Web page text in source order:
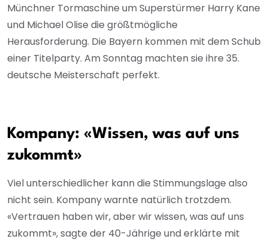
Münchner Tormaschine um Superstürmer Harry Kane
und Michael Olise die größtmögliche
Herausforderung. Die Bayern kommen mit dem Schub
einer Titelparty. Am Sonntag machten sie ihre 35.
deutsche Meisterschaft perfekt.
Kompany: «Wissen, was auf uns
zukommt»
Viel unterschiedlicher kann die Stimmungslage also
nicht sein. Kompany warnte natürlich trotzdem.
«Vertrauen haben wir, aber wir wissen, was auf uns
zukommt», sagte der 40-Jährige und erklärte mit